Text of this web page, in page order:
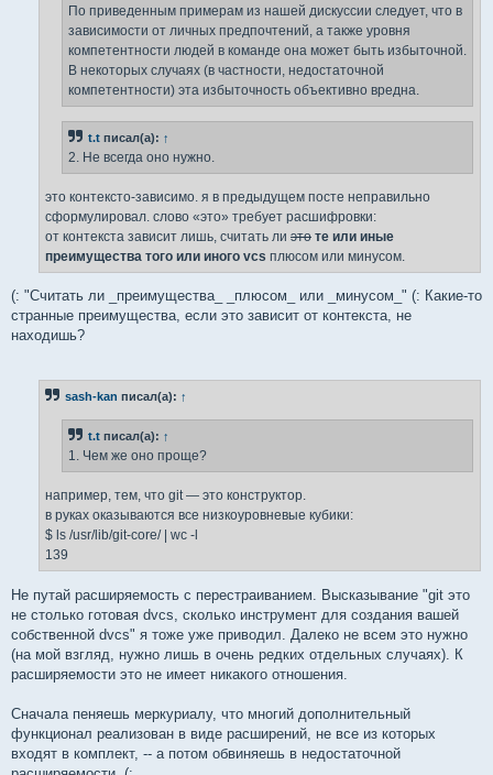
По приведенным примерам из нашей дискуссии следует, что в
зависимости от личных предпочтений, а также уровня
компетентности людей в команде она может быть избыточной.
В некоторых случаях (в частности, недостаточной
компетентности) эта избыточность объективно вредна.
t.t писал(а): ↑
2. Не всегда оно нужно.
это контексто-зависимо. я в предыдущем посте неправильно
сформулировал. слово «это» требует расшифровки:
от контекста зависит лишь, считать ли это те или иные
преимущества того или иного vcs плюсом или минусом.
(: "Считать ли _преимущества_ _плюсом_ или _минусом_" (: Какие-то
странные преимущества, если это зависит от контекста, не
находишь?
sash-kan писал(а): ↑
t.t писал(а): ↑
1. Чем же оно проще?
например, тем, что git — это конструктор.
в руках оказываются все низкоуровневые кубики:
$ ls /usr/lib/git-core/ | wc -l
139
Не путай расширяемость с перестраиванием. Высказывание "git это
не столько готовая dvcs, сколько инструмент для создания вашей
собственной dvcs" я тоже уже приводил. Далеко не всем это нужно
(на мой взгляд, нужно лишь в очень редких отдельных случаях). К
расширяемости это не имеет никакого отношения.
Сначала пеняешь меркуриалу, что многий дополнительный
функционал реализован в виде расширений, не все из которых
входят в комплект, -- а потом обвиняешь в недостаточной